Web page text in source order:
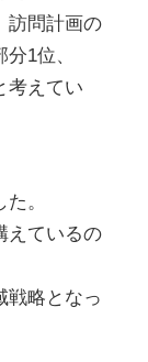
訪問計画の
1位、
考えてい
。
えているの
戦略となっ